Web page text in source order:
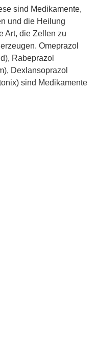
sind Medikamente,
und die Heilung
Art, die Zellen zu
Omeprazol
Rabeprazol
Dexlansoprazol
sind Medikamente